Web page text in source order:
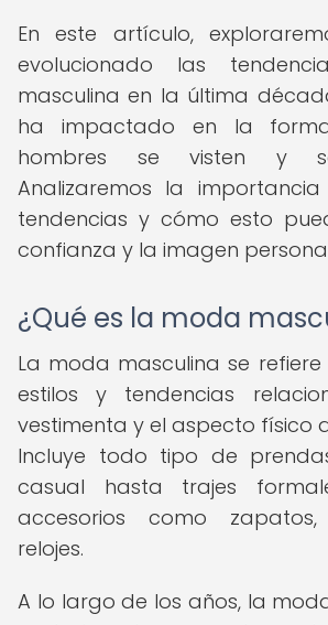
En este artículo,
evolucionado las
masculina en la última
ha impactado en la
hombres se visten y
Analizaremos la
tendencias y cómo esto
confianza y la imagen
¿Qué es la moda
La moda masculina se
estilos y tendencias
vestimenta y el aspecto físico
Incluye todo tipo de
casual hasta trajes
accesorios como
relojes.
A lo largo de los años, la